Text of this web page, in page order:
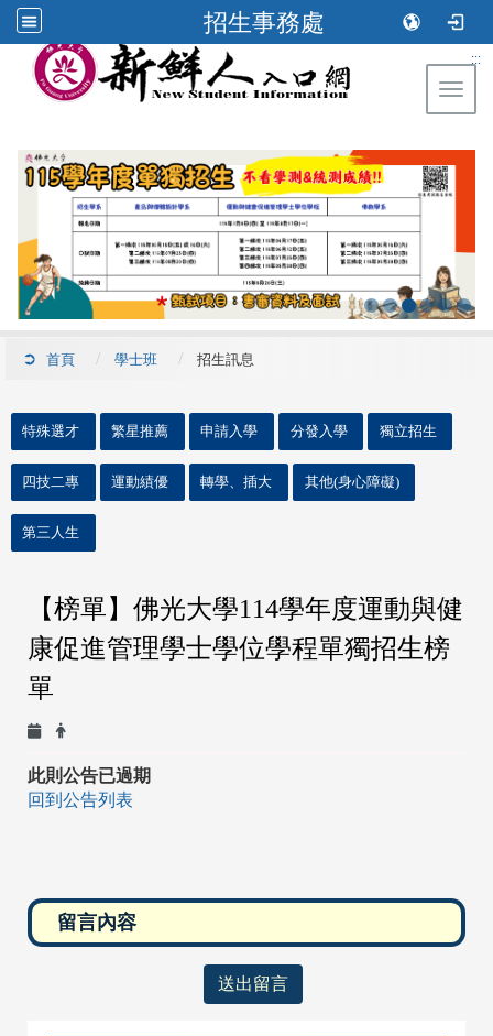
招生事務處
:::
首頁 學士班 招生訊息
特殊選才 繁星推薦 申請入學 分發入學 獨立招生
四技二專 運動績優 轉學、插大 其他(身心障礙)
第三人生
【榜單】佛光大學114學年度運動與健
康促進管理學士學位學程單獨招生榜
單
此則公告已過期
回到公告列表
送出留言